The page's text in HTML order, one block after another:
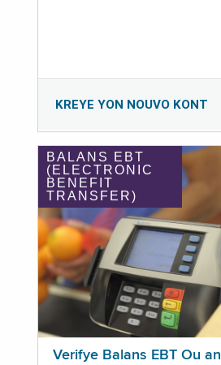
KREYE YON NOUVO KONT
BALANS EBT
(ELECTRONIC
BENEFIT
TRANSFER)
Verifye Balans EBT Ou an